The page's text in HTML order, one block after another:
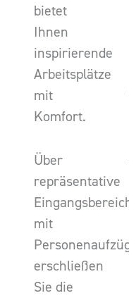
bietet
Ihnen
inspirierende
Arbeitsplätze
mit
Komfort.
Über
repräsentative
mit
erschließen
Sie die